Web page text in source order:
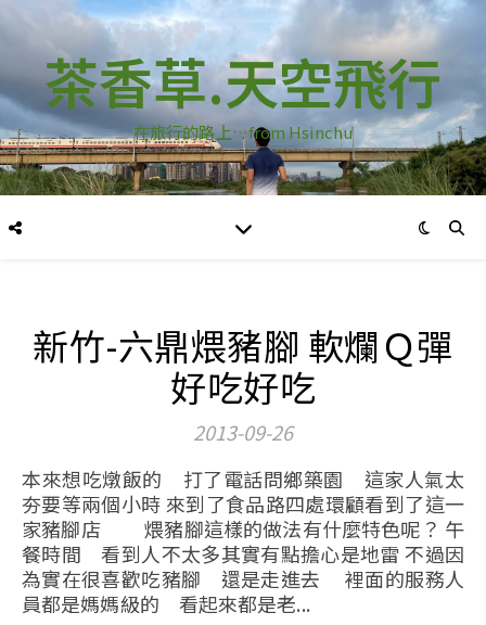
茶香草.天空飛行
在旅行的路上…from Hsinchu
新竹-六鼎煨豬腳 軟爛Ｑ彈
好吃好吃
2013-09-26
本來想吃燉飯的 打了電話問鄉築園 這家人氣太
夯要等兩個小時 來到了食品路四處環顧看到了這一
家豬腳店 煨豬腳這樣的做法有什麼特色呢？ 午
餐時間 看到人不太多其實有點擔心是地雷 不過因
為實在很喜歡吃豬腳 還是走進去 裡面的服務人
員都是媽媽級的 看起來都是老...